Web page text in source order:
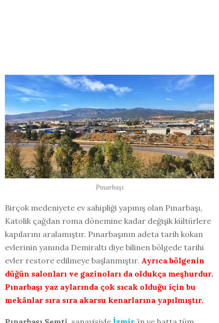
Pınarbaşı
Birçok medeniyete ev sahipliği yapmış olan Pınarbaşı,
Katolik çağdan roma dönemine kadar değişik kültürlere
kapılarını aralamıştır. Pınarbaşının adeta tarih kokan
evlerinin yanında Demiraltı diye bilinen bölgede tarihi
evler restore edilmeye başlanmıştır. Ayrıca bölgenin
düğün salonları ve gazinoları da oldukça meşhurdur.
Pınarbaşı yaz aylarında çok sıcak olduğu için bu
mekânlar sıra sıra akarsu kenarlarına yapılmıştır.